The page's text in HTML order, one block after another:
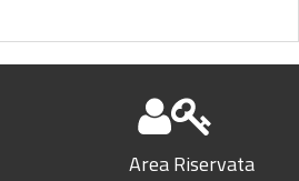
Area Riservata